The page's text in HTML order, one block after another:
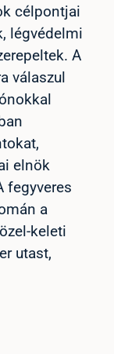
célpontjai
légvédelmi
A
válaszul
elnök
fegyveres
a
keleti
utast,